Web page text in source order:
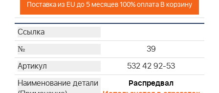
Поставка из EU до 5 месяцев 100% оплата В корзину
39
532 42 92-53
Распредвал